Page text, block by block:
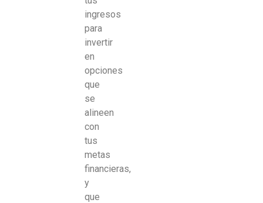
ingresos
para
invertir
en
opciones
que
se
alineen
con
tus
metas
financieras,
y
que